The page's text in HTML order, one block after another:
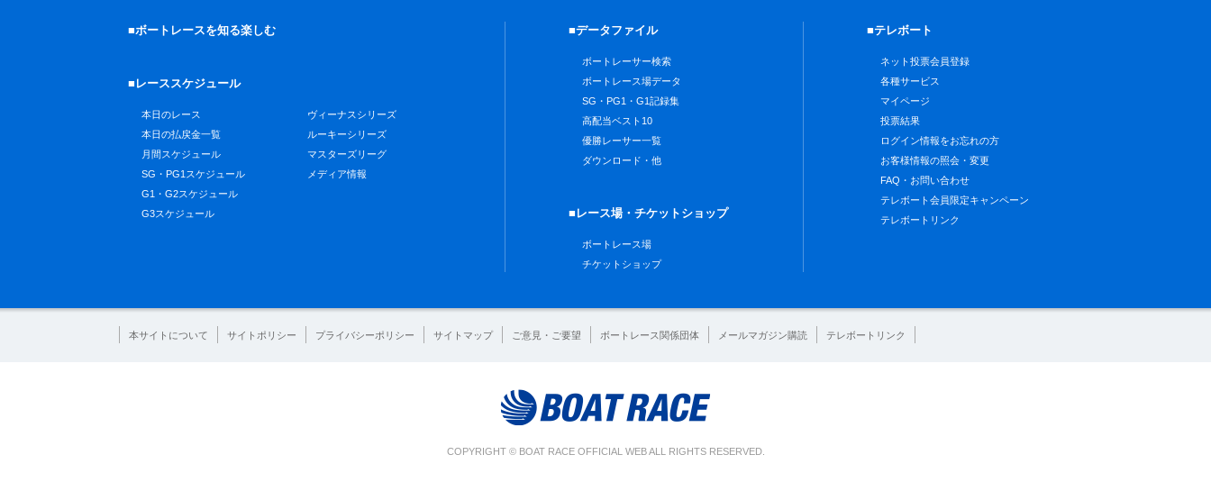
■ボートレースを知る楽しむ
■レーススケジュール
本日のレース
本日の払戻金一覧
月間スケジュール
SG・PG1スケジュール
G1・G2スケジュール
G3スケジュール
ヴィーナスシリーズ
ルーキーシリーズ
マスターズリーグ
メディア情報
■データファイル
ボートレーサー検索
ボートレース場データ
SG・PG1・G1記録集
高配当ベスト10
優勝レーサー一覧
ダウンロード・他
■レース場・チケットショップ
ボートレース場
チケットショップ
■テレボート
ネット投票会員登録
各種サービス
マイページ
投票結果
ログイン情報をお忘れの方
お客様情報の照会・変更
FAQ・お問い合わせ
テレボート会員限定キャンペーン
テレボートリンク
本サイトについて サイトポリシー プライバシーポリシー サイトマップ ご意見・ご要望 ボートレース関係団体 メールマガジン購読 テレボートリンク
COPYRIGHT © BOAT RACE OFFICIAL WEB ALL RIGHTS RESERVED.